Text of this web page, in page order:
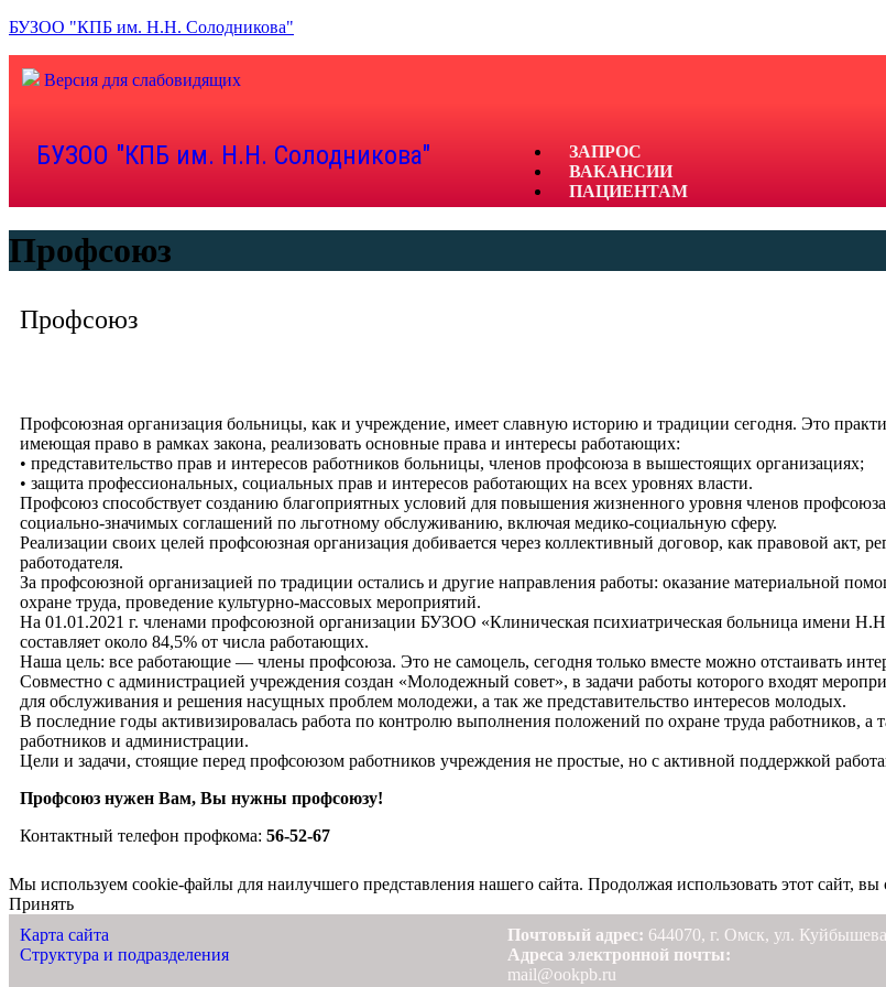
БУЗОО "КПБ им. Н.Н. Солодникова"
Версия для слабовидящих
БУЗОО "КПБ им. Н.Н. Солодникова"
ЗАПРОС
ВАКАНСИИ
ПАЦИЕНТАМ
СПЕЦИАЛИСТАМ
КОНТАКТЫ
ОТЗЫВЫ
Профсоюз
Профсоюз
Профсоюзная организация больницы, как и учреждение, имеет славную историю и традиции сегодня. Это
имеющая право в рамках закона, реализовать основные права и интересы работающих:
• представительство прав и интересов работников больницы, членов профсоюза в вышестоящих организациях;
• защита профессиональных, социальных прав и интересов работающих на всех уровнях власти.
Профсоюз способствует созданию благоприятных условий для повышения жизненного уровня членов
социально-значимых соглашений по льготному обслуживанию, включая медико-социальную сферу.
Реализации своих целей профсоюзная организация добивается через коллективный договор, как правовой акт,
работодателя.
За профсоюзной организацией по традиции остались и другие направления работы: оказание материальной
охране труда, проведение культурно-массовых мероприятий.
На 01.01.2021 г. членами профсоюзной организации БУЗОО «Клиническая психиатрическая больница имени
составляет около 84,5% от числа работающих.
Наша цель: все работающие — члены профсоюза. Это не самоцель, сегодня только вместе можно отстаивать
Совместно с администрацией учреждения создан «Молодежный совет», в задачи работы которого входят
для обслуживания и решения насущных проблем молодежи, а так же представительство интересов молодых.
В последние годы активизировалась работа по контролю выполнения положений по охране труда работников,
работников и администрации.
Цели и задачи, стоящие перед профсоюзом работников учреждения не простые, но с активной поддержкой
Профсоюз нужен Вам, Вы нужны профсоюзу!
Контактный телефон профкома: 56-52-67
Мы используем cookie-файлы для наилучшего представления нашего сайта. Продолжая использовать этот сайт, вы
Принять
Карта сайта
Структура и подразделения
Почтовый адрес: 644070, г. Омск, ул.
Адреса электронной почты:
mail@ookpb.ru